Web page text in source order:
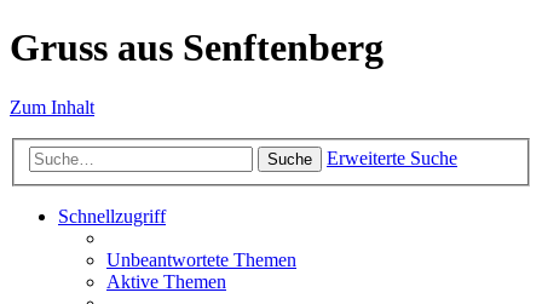
Gruss aus Senftenberg
Zum Inhalt
Suche Erweiterte Suche
Schnellzugriff
Unbeantwortete Themen
Aktive Themen